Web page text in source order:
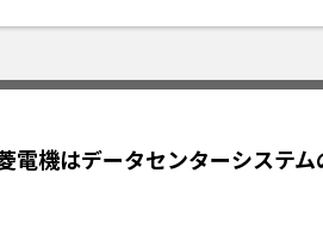
機はデータセンターシステ